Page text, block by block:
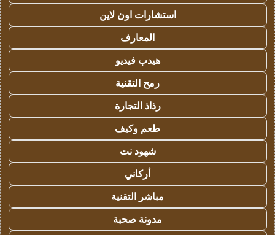
استشارات اون لاين
المعارف
هيدب فيديو
رمح التقنية
رذاذ التجارة
طعم وكيف
شهود نت
أركاني
مباشر التقنية
مدونة صحبة